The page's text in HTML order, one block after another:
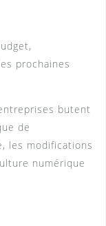
prochaines
butent
de
les modifications
numérique